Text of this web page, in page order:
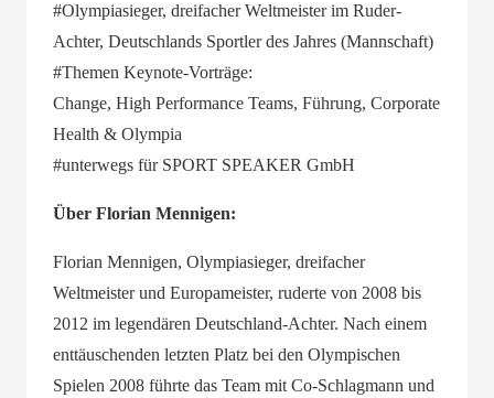
#Olympiasieger, dreifacher Weltmeister im Ruder-
Achter, Deutschlands Sportler des Jahres (Mannschaft)
#Themen Keynote-Vorträge:
Change, High Performance Teams, Führung, Corporate
Health & Olympia
#unterwegs für SPORT SPEAKER GmbH
Über Florian Mennigen:
Florian Mennigen, Olympiasieger, dreifacher
Weltmeister und Europameister, ruderte von 2008 bis
2012 im legendären Deutschland-Achter. Nach einem
enttäuschenden letzten Platz bei den Olympischen
Spielen 2008 führte das Team mit Co-Schlagmann und